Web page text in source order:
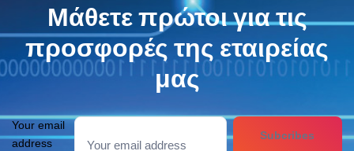
Μάθετε πρώτοι για τις
προσφορές της εταιρείας
μας
Your email
address
Subcribes